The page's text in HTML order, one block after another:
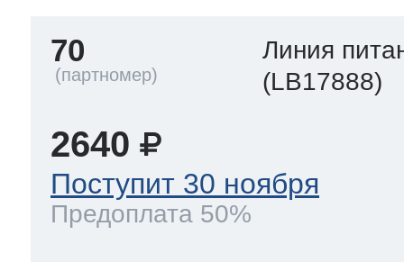
70
Линия
(LB17888)
2640
Поступит 30 ноября
Предоплата 50%